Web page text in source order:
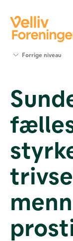
Værktøjer
og viden
Om Velliv
Foreningen
os
Forrige niveau